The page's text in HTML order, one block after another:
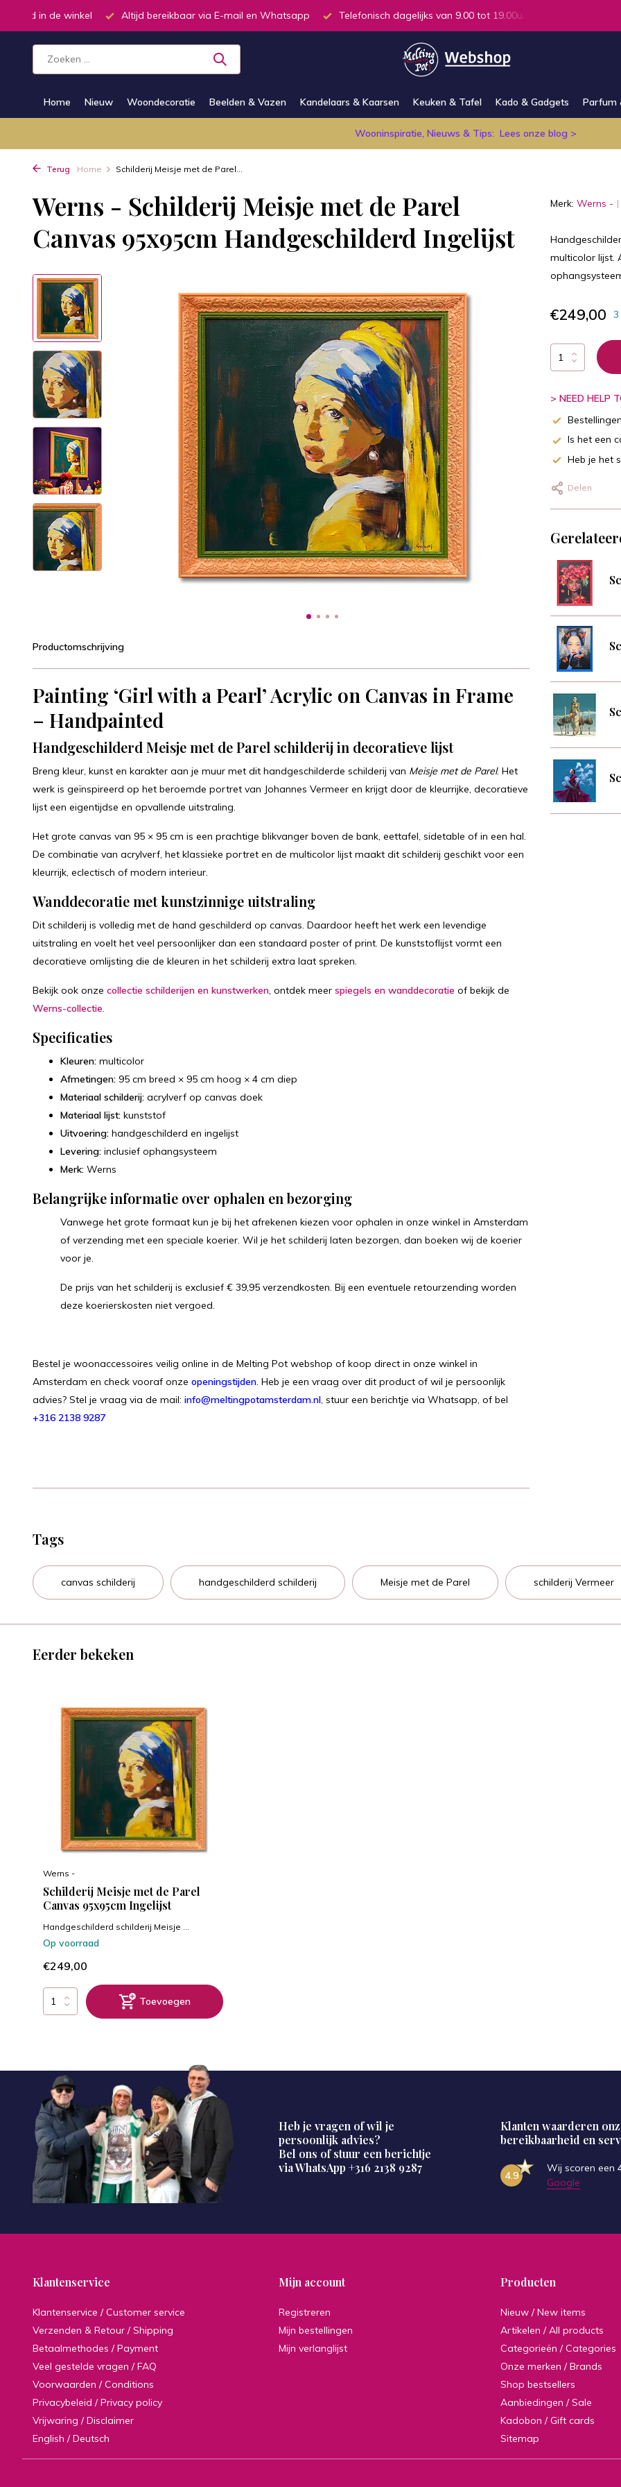
via E-mail en Whatsapp Telefonisch dagelijks van 9.00 tot 19.00u. Alle producten op voorraad in de winkel
Home Nieuw Woondecoratie Beelden & Vazen Kandelaars & Kaarsen Keuken & Tafel Kado & Gadgets Parfum
Wooninspiratie, Nieuws & Tips: Lees onze blog >
Terug Home Schilderij Meisje met de Parel...
Werns - Schilderij Meisje met de Parel
Canvas 95x95cm Handgeschilderd Ingelijst
Productomschrijving
Painting ‘Girl with a Pearl’ Acrylic on Canvas in Frame
– Handpainted
Handgeschilderd Meisje met de Parel schilderij in decoratieve lijst
Breng kleur, kunst en karakter aan je muur met dit handgeschilderde schilderij van Meisje met de Parel. Het
werk is geïnspireerd op het beroemde portret van Johannes Vermeer en krijgt door de kleurrijke, decoratieve
lijst een eigentijdse en opvallende uitstraling.
Het grote canvas van 95 × 95 cm is een prachtige blikvanger boven de bank, eettafel, sidetable of in een hal.
De combinatie van acrylverf, het klassieke portret en de multicolor lijst maakt dit schilderij geschikt voor een
kleurrijk, eclectisch of modern interieur.
Wanddecoratie met kunstzinnige uitstraling
Dit schilderij is volledig met de hand geschilderd op canvas. Daardoor heeft het werk een levendige
uitstraling en voelt het veel persoonlijker dan een standaard poster of print. De kunststoflijst vormt een
decoratieve omlijsting die de kleuren in het schilderij extra laat spreken.
Bekijk ook onze collectie schilderijen en kunstwerken, ontdek meer spiegels en wanddecoratie of bekijk de
Werns-collectie.
Specificaties
Kleuren: multicolor
Afmetingen: 95 cm breed × 95 cm hoog × 4 cm diep
Materiaal schilderij: acrylverf op canvas doek
Materiaal lijst: kunststof
Uitvoering: handgeschilderd en ingelijst
Levering: inclusief ophangsysteem
Merk: Werns
Belangrijke informatie over ophalen en bezorging
Vanwege het grote formaat kun je bij het afrekenen kiezen voor ophalen in onze winkel in Amsterdam
of verzending met een speciale koerier. Wil je het schilderij laten bezorgen, dan boeken wij de koerier
voor je.
De prijs van het schilderij is exclusief € 39,95 verzendkosten. Bij een eventuele retourzending worden
deze koerierskosten niet vergoed.
Bestel je woonaccessoires veilig online in de Melting Pot webshop of koop direct in onze winkel in
Amsterdam en check vooraf onze openingstijden. Heb je een vraag over dit product of wil je persoonlijk
advies? Stel je vraag via de mail: info@meltingpotamsterdam.nl, stuur een berichtje via Whatsapp, of bel
+316 2138 9287
Merk: Werns -
multicolor lijst.
€249,00
> NEED HELP
Is het een
Heb je het
Delen
Tags
canvas schilderij handgeschilderd schilderij Meisje met de Parel schilderij Vermeer
Eerder bekeken
Werns -
Schilderij Meisje met de Parel
Canvas 95x95cm Ingelijst
Handgeschilderd schilderij Meisje ...
Op voorraad
€249,00
Toevoegen
Heb je vragen of wil je
persoonlijk advies?
Bel ons of stuur een berichtje
via WhatsApp +316 2138 9287
Klanten waarderen
bereikbaarheid en
4.9
Wij scoren een
Google
Klantenservice
Klantenservice / Customer service
Verzenden & Retour / Shipping
Betaalmethodes / Payment
Veel gestelde vragen / FAQ
Voorwaarden / Conditions
Privacybeleid / Privacy policy
Vrijwaring / Disclaimer
English / Deutsch
Mijn account
Registreren
Mijn bestellingen
Mijn verlanglijst
Producten
Nieuw / New items
Artikelen / All products
Categorieën / Categories
Onze merken / Brands
Shop bestsellers
Aanbiedingen / Sale
Kadobon / Gift cards
Sitemap